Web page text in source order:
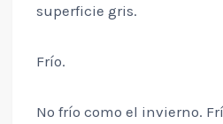
superficie gris.
Frío.
No frío como el invierno.